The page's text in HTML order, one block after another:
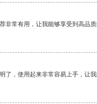
非常有用，让我能够享受到高品质
了，使用起来非常容易上手，让我